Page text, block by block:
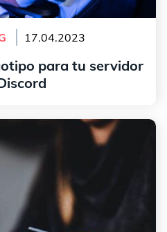
17.04.2023
para tu servidor
para tu tienda en línea?